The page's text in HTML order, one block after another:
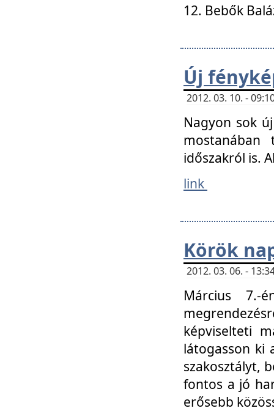
12. Bebők
Új
2012. 03. 10. -
Nagyon sok
mostanában
időszakról is.
link
Körök
2012. 03. 06. -
Március 7.-
képviselteti
látogasson ki
szakosztályt,
fontos a jó
erősebb